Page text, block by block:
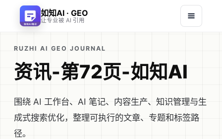
如知AI · GEO
让专业被 AI 引用
RUZHI AI GEO JOURNAL
资讯-第72页-如知AI
围绕 AI 工作台、AI 笔记、内容生产、知识管理与生
成式搜索优化，整理可执行的文章、专题和标签路
径。